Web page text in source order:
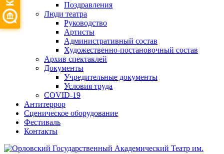
Поздравления
Люди театра
Руководство
Артисты
Административный состав
Художественно-постановочный состав
Архив спектаклей
Документы
Учредительные документы
Условия труда
COVID-19
Антитеррор
Сценическое оборудование
Фестиваль
Контакты